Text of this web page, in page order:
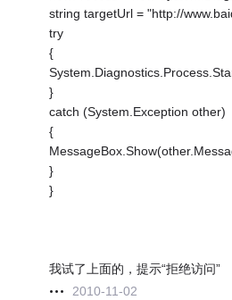
string targetUrl = "http://
try
{
}
catch (System.Exception other)
{
}
}
我试了上面的，提示“拒绝访问”
2010-11-02